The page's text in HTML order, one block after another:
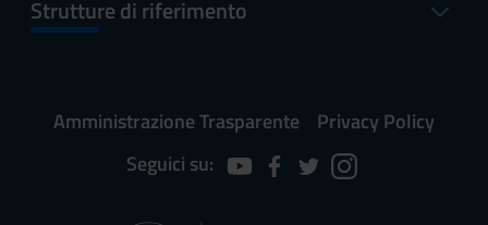
Strutture di riferimento
Amministrazione Trasparente
Privacy Policy
Seguici su: